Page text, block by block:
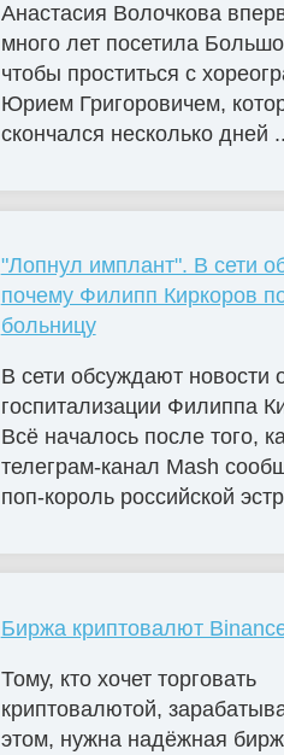
Анастасия Волочкова
много лет посетила
чтобы проститься с
Юрием Григоровичем,
скончался несколько дней
"Лопнул имплант". В сети
почему Филипп Киркоров
больницу
В сети обсуждают новости
госпитализации Филиппа
Всё началось после того,
телеграм-канал Mash
поп-король российской
Биржа криптовалют
Тому, кто хочет торговать
криптовалютой,
этом, нужна надёжная